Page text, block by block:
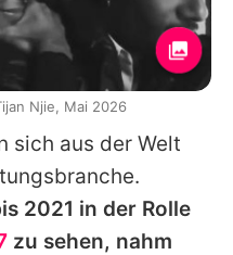
sich aus der Welt
2021 in der Rolle
zu sehen, nahm
Njie, Mai 2026